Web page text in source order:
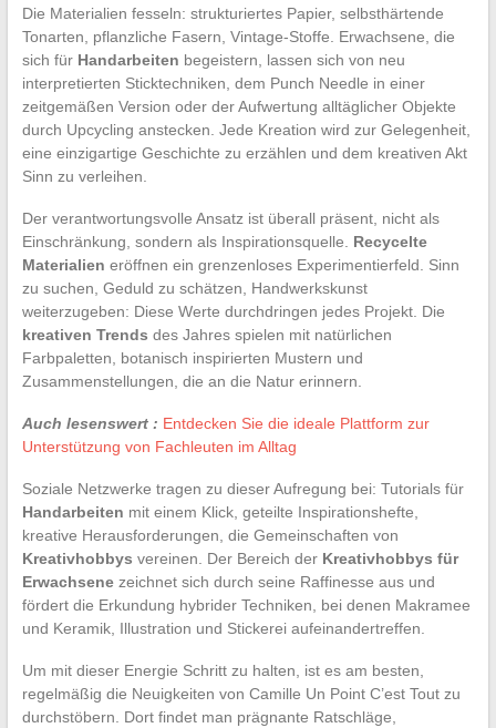
Die Materialien fesseln: strukturiertes Papier, selbsthärtende
Tonarten, pflanzliche Fasern, Vintage-Stoffe. Erwachsene, die
sich für Handarbeiten begeistern, lassen sich von neu
interpretierten Sticktechniken, dem Punch Needle in einer
zeitgemäßen Version oder der Aufwertung alltäglicher Objekte
durch Upcycling anstecken. Jede Kreation wird zur Gelegenheit,
eine einzigartige Geschichte zu erzählen und dem kreativen Akt
Sinn zu verleihen.
Der verantwortungsvolle Ansatz ist überall präsent, nicht als
Einschränkung, sondern als Inspirationsquelle. Recycelte
Materialien eröffnen ein grenzenloses Experimentierfeld. Sinn
zu suchen, Geduld zu schätzen, Handwerkskunst
weiterzugeben: Diese Werte durchdringen jedes Projekt. Die
kreativen Trends des Jahres spielen mit natürlichen
Farbpaletten, botanisch inspirierten Mustern und
Zusammenstellungen, die an die Natur erinnern.
Auch lesenswert : Entdecken Sie die ideale Plattform zur
Unterstützung von Fachleuten im Alltag
Soziale Netzwerke tragen zu dieser Aufregung bei: Tutorials für
Handarbeiten mit einem Klick, geteilte Inspirationshefte,
kreative Herausforderungen, die Gemeinschaften von
Kreativhobbys vereinen. Der Bereich der Kreativhobbys für
Erwachsenezeichnet sich durch seine Raffinesse aus und
fördert die Erkundung hybrider Techniken, bei denen Makramee
und Keramik, Illustration und Stickerei aufeinandertreffen.
Um mit dieser Energie Schritt zu halten, ist es am besten,
regelmäßig die Neuigkeiten von Camille Un Point C’est Tout zu
durchstöbern. Dort findet man prägnante Ratschläge,